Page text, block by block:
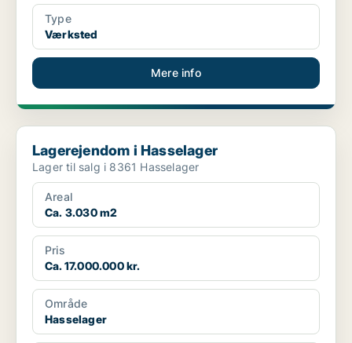
Type
Værksted
Mere info
Lagerejendom i Hasselager
Lagerejendom i Hasselager
Lager til salg i 8361 Hasselager
Areal
Ca. 3.030 m2
Pris
Ca. 17.000.000 kr.
Område
Hasselager